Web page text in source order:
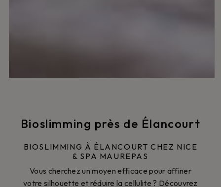
Bioslimming près de Élancourt
BIOSLIMMING À ÉLANCOURT CHEZ NICE
& SPA MAUREPAS
Vous cherchez un moyen efficace pour affiner
votre silhouette et réduire la cellulite ? Découvrez